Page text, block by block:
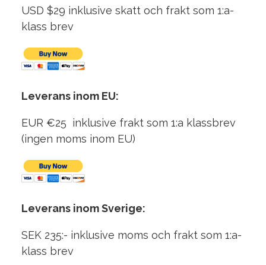
USD $29 inklusive skatt och frakt som 1:a-
klass brev
Leverans inom EU:
EUR €25 inklusive frakt som 1:a klassbrev
(ingen moms inom EU)
Leverans inom Sverige:
SEK 235:- inklusive moms och frakt som 1:a-
klass brev